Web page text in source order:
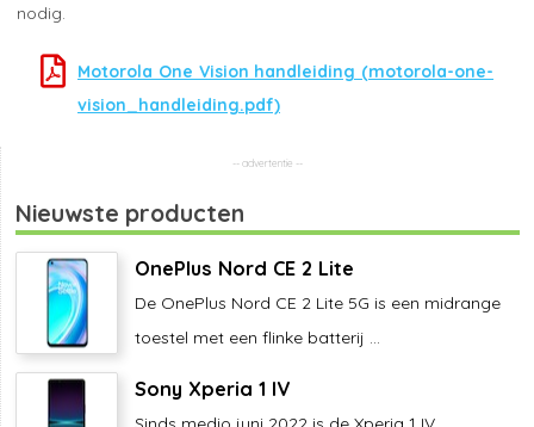
nodig.
Motorola One Vision handleiding (motorola-one-
vision_handleiding.pdf)
Nieuwste producten
OnePlus Nord CE 2 Lite
De OnePlus Nord CE 2 Lite 5G is een midrange
toestel met een flinke batterij ...
Sony Xperia 1 IV